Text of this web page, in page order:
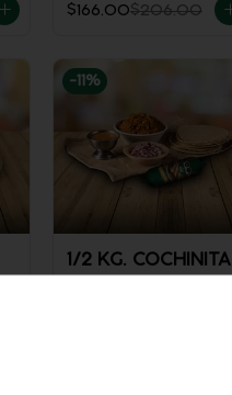
$166.00$206.00
-11 %
1/2 KG. COCHINITA